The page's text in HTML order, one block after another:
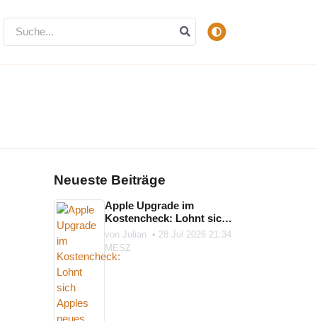
Neueste Beiträge
Apple Upgrade im
Kostencheck: Lohnt sich
Apples neues Geräte-
Abo?
von Julian • 28 Jul 2026 21:34
MESZ